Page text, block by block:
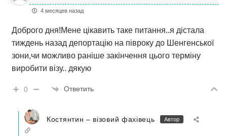
4 месяцев назад
Доброго дня!Мене цікавить таке питання..я дістала
тиждень назад депортацію на півроку до Шенгенської
зони,чи можливо раніше закінчення цього терміну
виробити візу.. дякую
0 Ответить
Костянтин – візовий фахівець Автор